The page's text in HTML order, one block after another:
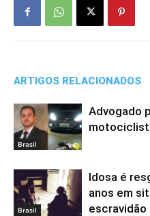
ARTIGOS RELACIONADOS
Brasil
Advogado
Brasil
Idosa é
anos em
escravidão